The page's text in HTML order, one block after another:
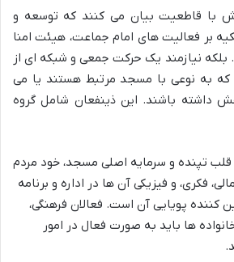
با قاطعیت بیان می کنند که توسعه و
بر فعالیت های امام جماعت، هیئت امنا
نیازمند یک حرکت جمعی و شبکه ای از
به نوعی با مسجد مرتبط هستند یا می
داشته باشند. این ذینفعان شامل گروه
قلب تپنده و سرمایه اصلی مسجد، خود مردم
فکری، و فیزیکی آن ها در اداره و برنامه
پویایی آن است. فعالان فرهنگی،
خانواده ها باید به صورت فعال در امور